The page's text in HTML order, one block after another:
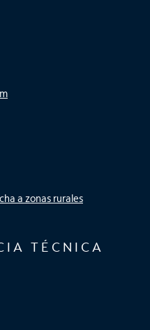
a zonas rurales
TÉCNICA